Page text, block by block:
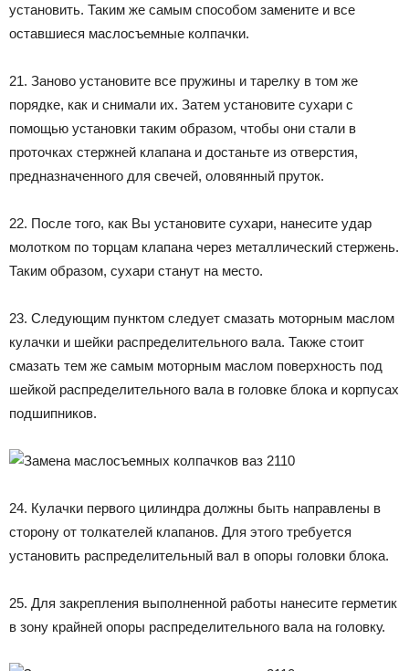
установить. Таким же самым способом замените и все
оставшиеся маслосъемные колпачки.
21. Заново установите все пружины и тарелку в том же
порядке, как и снимали их. Затем установите сухари с
помощью установки таким образом, чтобы они стали в
проточках стержней клапана и достаньте из отверстия,
предназначенного для свечей, оловянный пруток.
22. После того, как Вы установите сухари, нанесите удар
молотком по торцам клапана через металлический стержень.
Таким образом, сухари станут на место.
23. Следующим пунктом следует смазать моторным маслом
кулачки и шейки распределительного вала. Также стоит
смазать тем же самым моторным маслом поверхность под
шейкой распределительного вала в головке блока и корпусах
подшипников.
24. Кулачки первого цилиндра должны быть направлены в
сторону от толкателей клапанов. Для этого требуется
установить распределительный вал в опоры головки блока.
25. Для закрепления выполненной работы нанесите герметик
в зону крайней опоры распределительного вала на головку.